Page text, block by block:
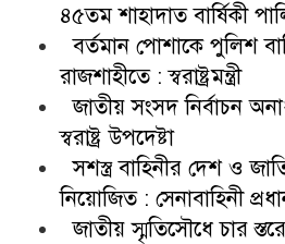
৪৫তম শাহাদাত বার্ষিকী
বর্তমান পোশাকে পুলিশ
রাজশাহীতে : স্বরাষ্ট্রমন্ত্রী
জাতীয় সংসদ নির্বাচন
স্বরাষ্ট্র উপদেষ্টা
সশস্ত্র বাহিনীর দেশ ও
নিয়োজিত : সেনাবাহিনী
জাতীয় স্মৃতিসৌধে চার